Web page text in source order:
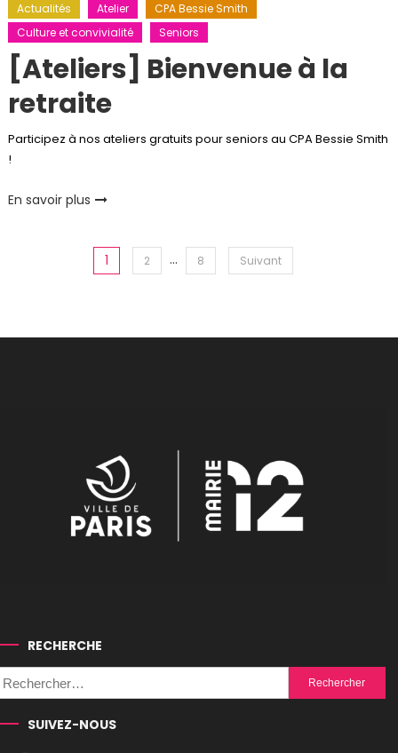
Actualités Atelier
CPA Bessie Smith
Culture et convivialité
Seniors
[Ateliers] Bienvenue à la
retraite
Participez à nos ateliers gratuits pour seniors au CPA Bessie Smith
!
En savoir plus
1 2 … 8 Suivant
RECHERCHE
Rechercher :
SUIVEZ-NOUS